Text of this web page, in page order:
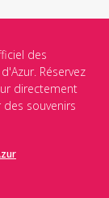
des
Réservez
directement
souvenirs